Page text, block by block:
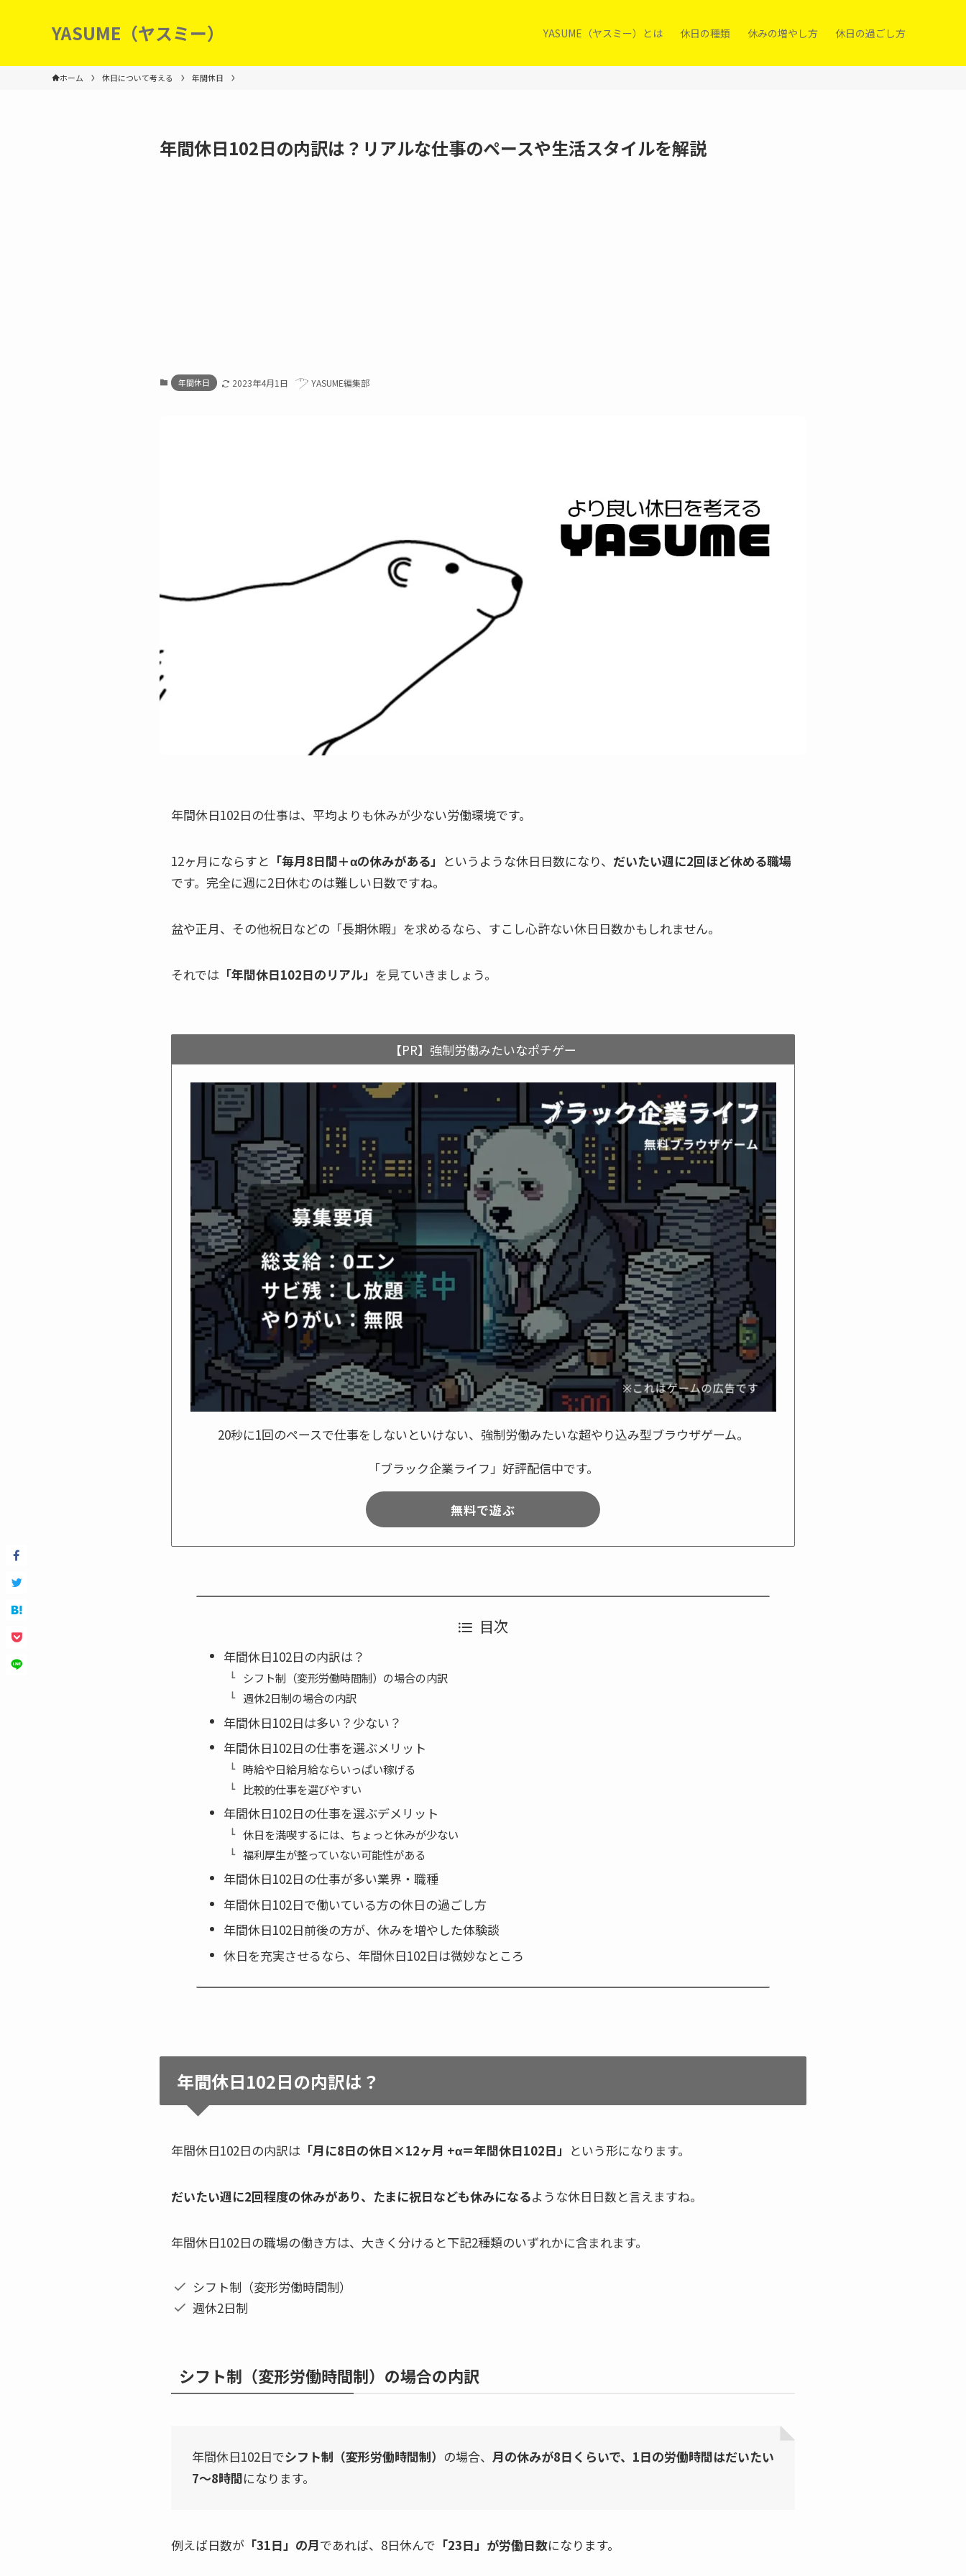
YASUME（ヤスミー） YASUME（ヤスミー）とは 休日の種類 休みの増やし方 休日の過ごし方
ホーム 休日について考える 年間休日
年間休日102日の内訳は？リアルな仕事のペースや生活スタイルを解説
年間休日 2023年4月1日 YASUME編集部
年間休日102日の仕事は、平均よりも休みが少ない労働環境です。
12ヶ月にならすと 「毎月8日間＋αの休みがある」 というような休日日数になり、 だいたい週に2回ほど休める職場
です。完全に週に2日休むのは難しい日数ですね。
盆や正月、その他祝日などの「長期休暇」を求めるなら、すこし心許ない休日日数かもしれません。
それでは 「年間休日102日のリアル」 を見ていきましょう。
【PR】強制労働みたいなポチゲー
20秒に1回のペースで仕事をしないといけない、強制労働みたいな超やり込み型ブラウザゲーム。
「ブラック企業ライフ」好評配信中です。
無料で遊ぶ
目次
年間休日102日の内訳は？
シフト制（変形労働時間制）の場合の内訳
週休2日制の場合の内訳
年間休日102日は多い？少ない？
年間休日102日の仕事を選ぶメリット
時給や日給月給ならいっぱい稼げる
比較的仕事を選びやすい
年間休日102日の仕事を選ぶデメリット
休日を満喫するには、ちょっと休みが少ない
福利厚生が整っていない可能性がある
年間休日102日の仕事が多い業界・職種
年間休日102日で働いている方の休日の過ごし方
年間休日102日前後の方が、休みを増やした体験談
休日を充実させるなら、年間休日102日は微妙なところ
年間休日102日の内訳は？
年間休日102日の内訳は 「月に8日の休日×12ヶ月 +α＝年間休日102日」 という形になります。
だいたい週に2回程度の休みがあり、たまに祝日なども休みになるような休日日数と言えますね。
年間休日102日の職場の働き方は、大きく分けると下記2種類のいずれかに含まれます。
シフト制（変形労働時間制）
週休2日制
シフト制（変形労働時間制）の場合の内訳
年間休日102日でシフト制（変形労働時間制） の場合、 月の休みが8日くらいで、1日の労働時間はだいたい
7〜8時間になります。
例えば日数が 「31日」の月であれば、8日休んで 「23日」が労働日数になります。